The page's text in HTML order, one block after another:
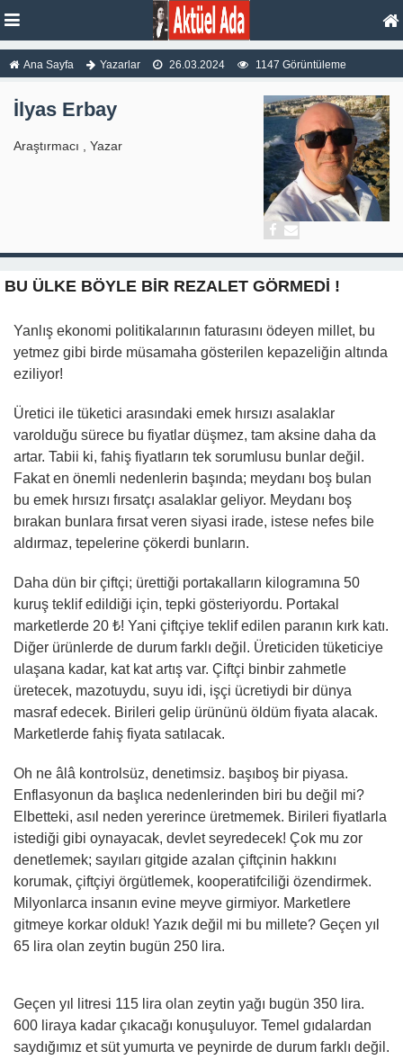
Ana Sayfa Yazarlar 26.03.2024 1147 Görüntüleme
İlyas Erbay
Araştırmacı , Yazar
BU ÜLKE BÖYLE BİR REZALET GÖRMEDİ !
Yanlış ekonomi politikalarının faturasını ödeyen millet, bu
yetmez gibi birde müsamaha gösterilen kepazeliğin altında
eziliyor!
Üretici ile tüketici arasındaki emek hırsızı asalaklar
varolduğu sürece bu fiyatlar düşmez, tam aksine daha da
artar. Tabii ki, fahiş fiyatların tek sorumlusu bunlar değil.
Fakat en önemli nedenlerin başında; meydanı boş bulan
bu emek hırsızı fırsatçı asalaklar geliyor. Meydanı boş
bırakan bunlara fırsat veren siyasi irade, istese nefes bile
aldırmaz, tepelerine çökerdi bunların.
Daha dün bir çiftçi; ürettiği portakalların kilogramına 50
kuruş teklif edildiği için, tepki gösteriyordu. Portakal
marketlerde 20 ₺! Yani çiftçiye teklif edilen paranın kırk katı.
Diğer ürünlerde de durum farklı değil. Üreticiden tüketiciye
ulaşana kadar, kat kat artış var. Çiftçi binbir zahmetle
üretecek, mazotuydu, suyu idi, işçi ücretiydi bir dünya
masraf edecek. Birileri gelip ürününü öldüm fiyata alacak.
Marketlerde fahiş fiyata satılacak.
Oh ne âlâ kontrolsüz, denetimsiz. başıboş bir piyasa.
Enflasyonun da başlıca nedenlerinden biri bu değil mi?
Elbetteki, asıl neden yererince üretmemek. Birileri fiyatlarla
istediği gibi oynayacak, devlet seyredecek! Çok mu zor
denetlemek; sayıları gitgide azalan çiftçinin hakkını
korumak, çiftçiyi örgütlemek, kooperatifciliği özendirmek.
Milyonlarca insanın evine meyve girmiyor. Marketlere
gitmeye korkar olduk! Yazık değil mi bu millete? Geçen yıl
65 lira olan zeytin bugün 250 lira.
Geçen yıl litresi 115 lira olan zeytin yağı bugün 350 lira.
600 liraya kadar çıkacağı konuşuluyor. Temel gıdalardan
saydığımız et süt yumurta ve peynirde de durum farklı değil.